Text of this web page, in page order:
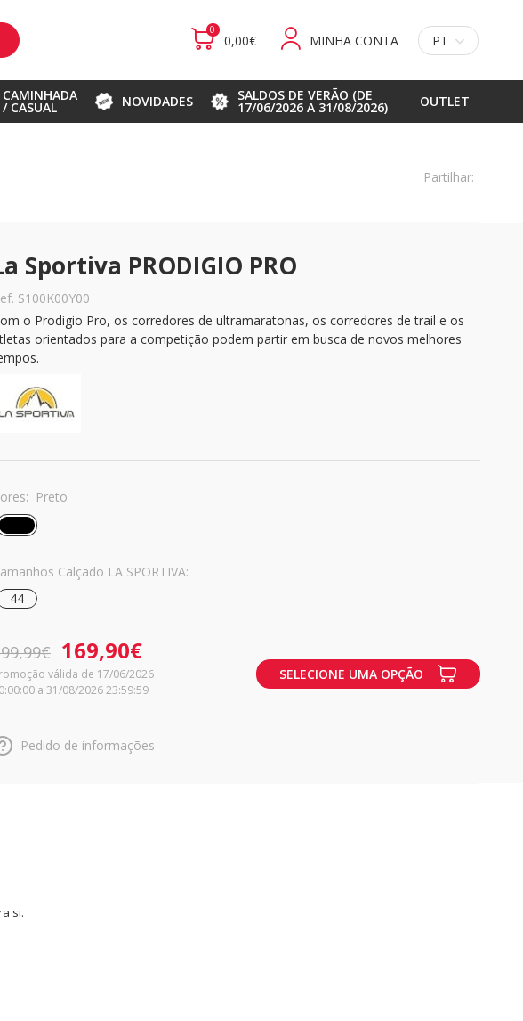
0
0,00€ MINHA CONTA PT
CAMINHADA
/ CASUAL NOVIDADES SALDOS DE VERÃO (DE
17/06/2026 A 31/08/2026) OUTLET
Partilhar:
Sportiva PRODIGIO PRO
S100K00Y00
o Prodigio Pro, os corredores de ultramaratonas, os corredores de trail e os
orientados para a competição podem partir em busca de novos melhores
Preto
Calçado LA SPORTIVA:
44
169,90€
válida de 17/06/2026
a 31/08/2026 23:59:59
SELECIONE UMA OPÇÃO
Pedido de informações
si.